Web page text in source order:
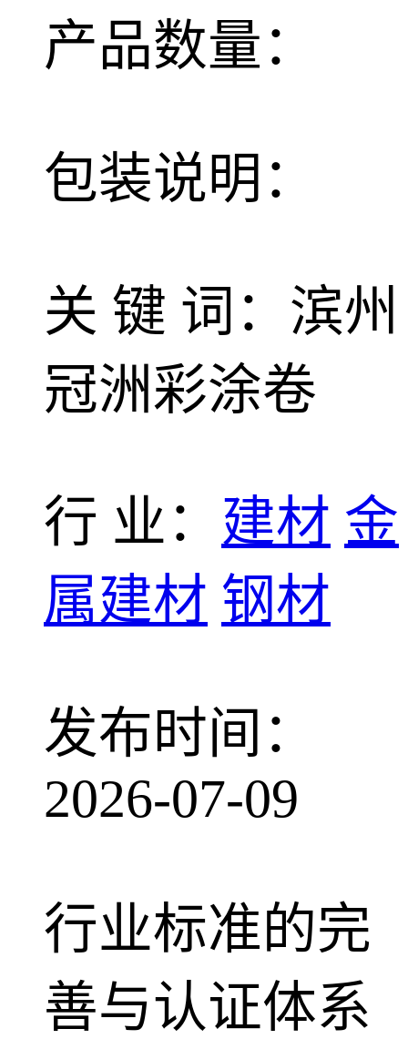
产品数量：
包装说明：
关 键 词：滨州
冠洲彩涂卷
行 业： 建材 金
属建材 钢材
发布时间：
2026-07-09
行业标准的完
善与认证体系